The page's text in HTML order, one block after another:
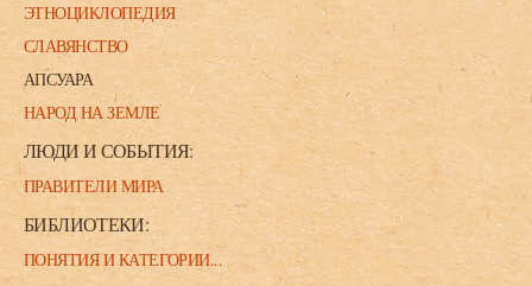
ЭТНОЦИКЛОПЕДИЯ
СЛАВЯНСТВО
АПСУАРА
НАРОД НА ЗЕМЛЕ
ЛЮДИ И СОБЫТИЯ:
ПРАВИТЕЛИ МИРА
БИБЛИОТЕКИ:
ПОНЯТИЯ И КАТЕГОРИИ...